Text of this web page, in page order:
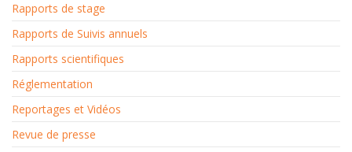
Rapports de stage
Rapports de Suivis annuels
Rapports scientifiques
Réglementation
Reportages et Vidéos
Revue de presse